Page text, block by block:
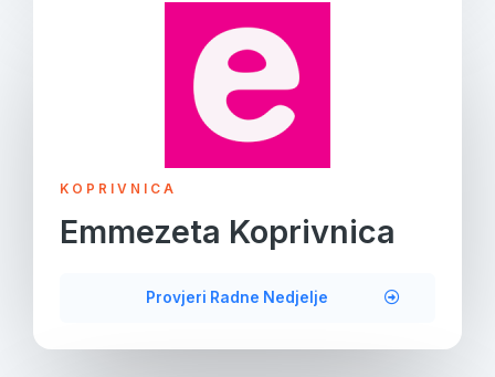
KOPRIVNICA
Emmezeta Koprivnica
Provjeri Radne Nedjelje